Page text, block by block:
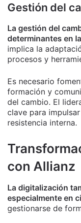
Gestión del
La gestión del
determinantes en
implica la
procesos y
Es necesario
formación y
del cambio. El
clave para
resistencia interna.
con Allianz
La digitalización
especialmente en
gestionarse de